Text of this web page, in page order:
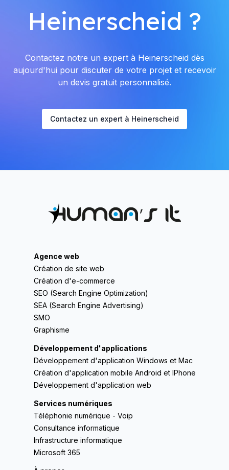
Heinerscheid ?
Contactez notre un expert à Heinerscheid dès
aujourd'hui pour discuter de votre projet et recevoir
un devis gratuit personnalisé.
Contactez un expert à Heinerscheid
Agence web
Création de site web
Création d'e-commerce
SEO (Search Engine Optimization)
SEA (Search Engine Advertising)
SMO
Graphisme
Développement d'applications
Développement d'application Windows et Mac
Création d'application mobile Android et IPhone
Développement d'application web
Services numériques
Téléphonie numérique - Voip
Consultance informatique
Infrastructure informatique
Microsoft 365